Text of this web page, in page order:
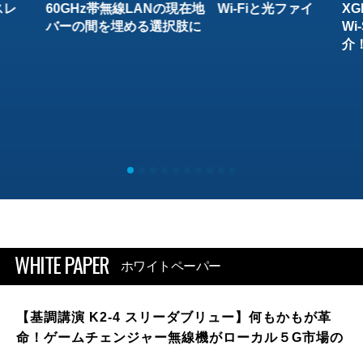
レ
60GHz帯無線LANの現在地 Wi-Fiと光ファイ
バーの間を埋める選択肢に
介
WHITE PAPER ホワイトペーパー
【基調講演 K2-4 スリーダブリュー】何もかもが革
命！ゲームチェンジャー無線機がローカル５G市場の